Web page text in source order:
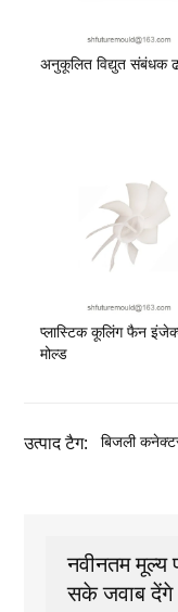
अनुकूलित विद्युत संबंधक
प्लास्टिक कूलिंग फैन
मोल्ड
उत्पाद टैग: बिजली
नवीनतम मूल्य
सके जवाब